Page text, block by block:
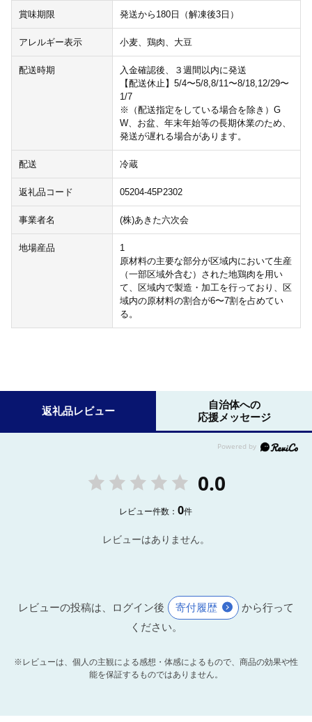
賞味期限 発送から180日（解凍後3日）
アレルギー表示 小麦、鶏肉、大豆
配送時期
入金確認後、３週間以内に発送
【配送休止】5/4〜5/8,8/11〜8/18,12/29〜
1/7
※（配送指定をしている場合を除き）G
W、お盆、年末年始等の長期休業のため、
発送が遅れる場合があります。
配送 冷蔵
返礼品コード 05204-45P2302
事業者名 (株)あきた六次会
地場産品
1
原材料の主要な部分が区域内において生産
（一部区域外含む）された地鶏肉を用い
て、区域内で製造・加工を行っており、区
域内の原材料の割合が6〜7割を占めてい
る。
返礼品レビュー
自治体への
応援メッセージ
0.0
レビュー件数：0件
レビューはありません。
レビューの投稿は、ログイン後 寄付履歴
から行って
ください。
※レビューは、個人の主観による感想・体感によるもので、商品の効果や性
能を保証するものではありません。